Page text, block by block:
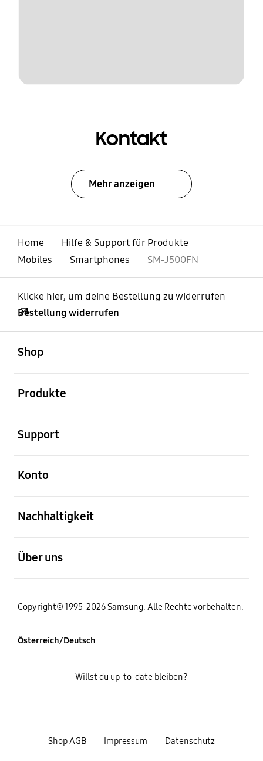
Kontakt
Mehr anzeigen
Home
Hilfe & Support für Produkte
Mobiles
Smartphones SM-J500FN
Klicke hier, um deine Bestellung zu widerrufen
Bestellung widerrufen
Shop
Produkte
Support
Konto
Nachhaltigkeit
Über uns
Copyright© 1995-2026 Samsung. Alle Rechte vorbehalten.
Österreich/Deutsch
Shop AGB Impressum Datenschutz
Willst du up-to-date bleiben?